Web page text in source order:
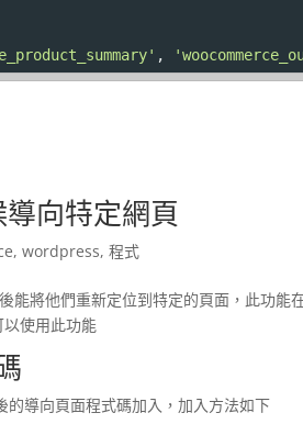
,
向特定網頁
,wordpress,程式
將他們重新定位到特定的頁面，此功能
使用此功能
導向頁面程式碼加入，加入方法如下